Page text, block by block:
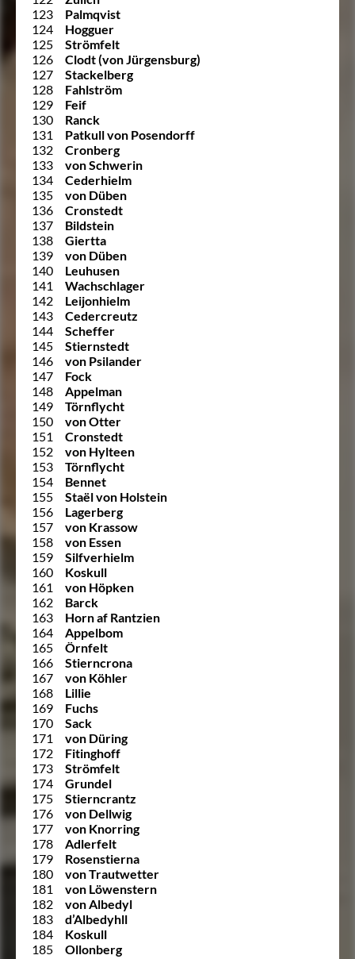
123
Palmqvist
124
Hogguer
125
Strömfelt
126
Clodt (von Jürgensburg)
127
Stackelberg
128
Fahlström
129
Feif
130
Ranck
131
Patkull von Posendorff
132
Cronberg
133
von Schwerin
134
Cederhielm
135
von Düben
136
Cronstedt
137
Bildstein
138
Giertta
139
von Düben
140
Leuhusen
141
Wachschlager
142
Leijonhielm
143
Cedercreutz
144
Scheffer
145
Stiernstedt
146
von Psilander
147
Fock
148
Appelman
149
Törnflycht
150
von Otter
151
Cronstedt
152
von Hylteen
153
Törnflycht
154
Bennet
155
Staël von Holstein
156
Lagerberg
157
von Krassow
158
von Essen
159
Silfverhielm
160
Koskull
161
von Höpken
162
Barck
163
Horn af Rantzien
164
Appelbom
165
Örnfelt
166
Stierncrona
167
von Köhler
168
Lillie
169
Fuchs
170
Sack
171
von Düring
172
Fitinghoff
173
Strömfelt
174
Grundel
175
Stierncrantz
176
von Dellwig
177
von Knorring
178
Adlerfelt
179
Rosenstierna
180
von Trautwetter
181
von Löwenstern
182
von Albedyl
183
d’Albedyhll
184
Koskull
185
Ollonberg